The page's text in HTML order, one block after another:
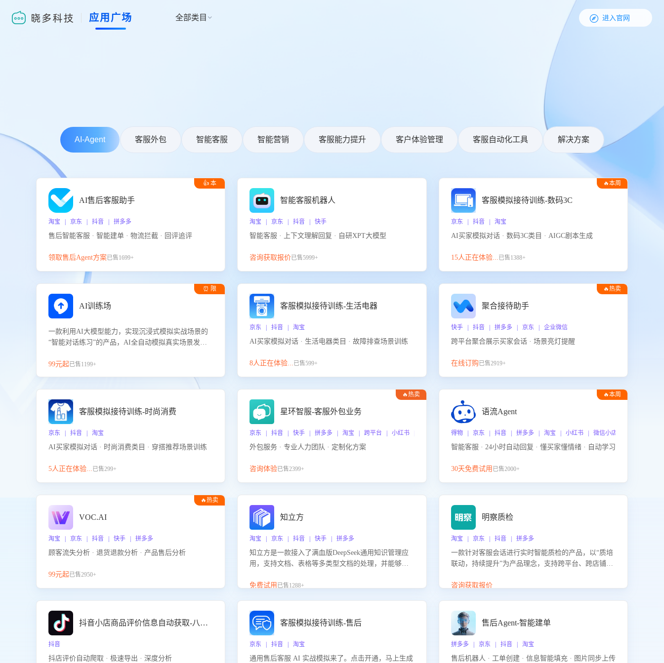
应用广场 全部类目   进入官网
AI-Agent 客服外包 智能客服 智能营销 客服能力提升 客户体验管理 客服自动化工具 解决方案
👍 本
AI售后客服助手
淘宝 | 京东 | 抖音 | 拼多多
售后智能客服 · 智能建单 · 物流拦截 · 回评追评
领取售后Agent方案已售1699+
智能客服机器人
淘宝 | 京东 | 抖音 | 快手
智能客服 · 上下文理解回复 · 自研XPT大模型
咨询获取报价已售5999+
🔥本周
客服模拟接待训练-数码3C
京东 | 抖音 | 淘宝
AI买家模拟对话 · 数码3C类目 · AIGC剧本生成
15人正在体验...已售1388+
⏰ 限
AI训练场
一款利用AI大模型能力，实现沉浸式模拟实战场景的
“智能对话练习”的产品，AI全自动模拟真实场景发生
提升客服团队的销服能力。
99元起已售1199+
客服模拟接待训练-生活电器
京东 | 抖音 | 淘宝
AI买家模拟对话 · 生活电器类目 · 故障排查场景训练
8人正在体验...已售599+
🔥热卖
聚合接待助手
快手 | 抖音 | 拼多多 | 京东 | 企业微信
跨平台聚合展示买家会话 · 场景亮灯提醒
在线订购已售2919+
客服模拟接待训练-时尚消费
京东 | 抖音 | 淘宝
AI买家模拟对话 · 时尚消费类目 · 穿搭推荐场景训练
5人正在体验...已售299+
🔥热卖
星环智服-客服外包业务
京东 | 抖音 | 快手 | 拼多多 | 淘宝 | 跨平台 | 小红书 | 得物 | 企业微信
外包服务 · 专业人力团队 · 定制化方案
咨询体验已售2399+
🔥本周
语流Agent
得物 | 京东 | 抖音 | 拼多多 | 淘宝 | 小红书 | 微信小店 | 快手 | 唯品
智能客服 · 24小时自动回复 · 懂买家懂情绪 · 自动学习
30天免费试用 已售2000+
🔥热卖
VOC.AI
淘宝 | 京东 | 抖音 | 快手 | 拼多多
顾客流失分析 · 退货退款分析 · 产品售后分析
99元起已售2950+
知立方
淘宝 | 京东 | 抖音 | 快手 | 拼多多
知立方是一款接入了满血版DeepSeek通用知识管理应
用，支持文档、表格等多类型文档的处理，并能够基
景提供强大的知识支持，帮助用户高效管理和利用知
免费试用 已售1288+
明察质检
淘宝 | 京东 | 抖音 | 拼多多
一款针对客服会话进行实时智能质检的产品，以“质培
联动，持续提升”为产品理念，支持跨平台、跨店铺的
联动，持续提升客服团队的销服能力。
咨询获取报价
抖音小店商品评价信息自动获取-八爪鱼
抖音
抖店评价自动爬取 · 极速导出 · 深度分析
客服模拟接待训练-售后
京东 | 抖音 | 淘宝
通用售后客服 AI 实战模拟来了。点击开通，马上生成
售后Agent-智能建单
拼多多 | 京东 | 抖音 | 淘宝
售后机器人 · 工单创建 · 信息智能填充 · 图片同步上传